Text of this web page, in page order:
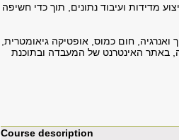
מדידות ועיבוד נתונים, תוך כדי חשיפה
חום כמוס, אופטיקה גיאומטרית,
באתר האינטרנט של המעבדה ובתוכנת
Course description